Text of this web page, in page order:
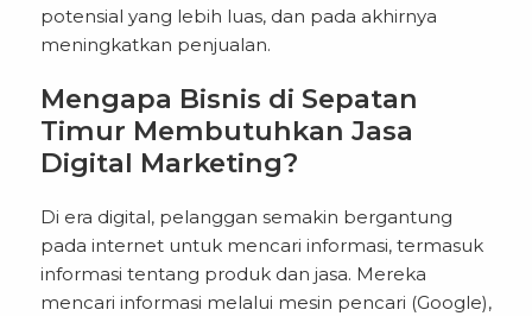
potensial yang lebih luas, dan pada akhirnya
meningkatkan penjualan.
Mengapa Bisnis di Sepatan
Timur Membutuhkan Jasa
Digital Marketing?
Di era digital, pelanggan semakin bergantung
pada internet untuk mencari informasi, termasuk
informasi tentang produk dan jasa. Mereka
mencari informasi melalui mesin pencari (Google),